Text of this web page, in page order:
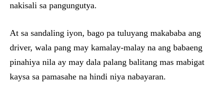
nakisali sa pangungutya.
At sa sandaling iyon, bago pa tuluyang makababa ang
driver, wala pang may kamalay-malay na ang babaeng
pinahiya nila ay may dala palang balitang mas mabigat
kaysa sa pamasahe na hindi niya nabayaran.